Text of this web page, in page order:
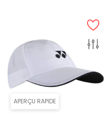
APERÇU RAPIDE